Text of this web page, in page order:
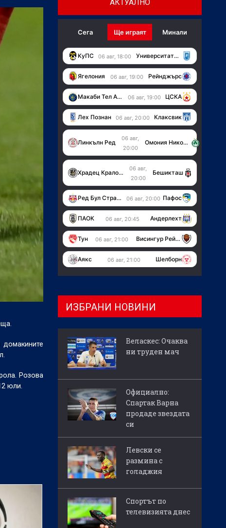
Розова
юли.
АКТУАЛНО
Сега Ще играят Минали
KуПС 06 авг, 18:00 Университатя (Крайова)
Ягелония 06 авг, 19:00 Рейнджърс
Макаби Тел Авив 06 авг, 19:00 ЦСКА
Лех Познан 06 авг, 20:00 Клаксвик
Линкълн Ред
06 авг,
20:00
Омония Никозия
Храдец Кралове
06 авг,
20:00
Бешикташ
Ред Бул Страсбург 06 авг, 20:00 Пафос
ПАОК 06 авг, 20:45 Андерлехт
Тун 06 авг, 21:00 Висингур Рейкявик
Аякс 06 авг, 21:00 Шелборн
ИЗБРАНИ НОВИНИ
Веласкес: Очаква
ни труден мач
Официално:
Спартак Варна
продаде звездата
си
Левски се
размина с
голаджия
Спортът по
телевизията днес